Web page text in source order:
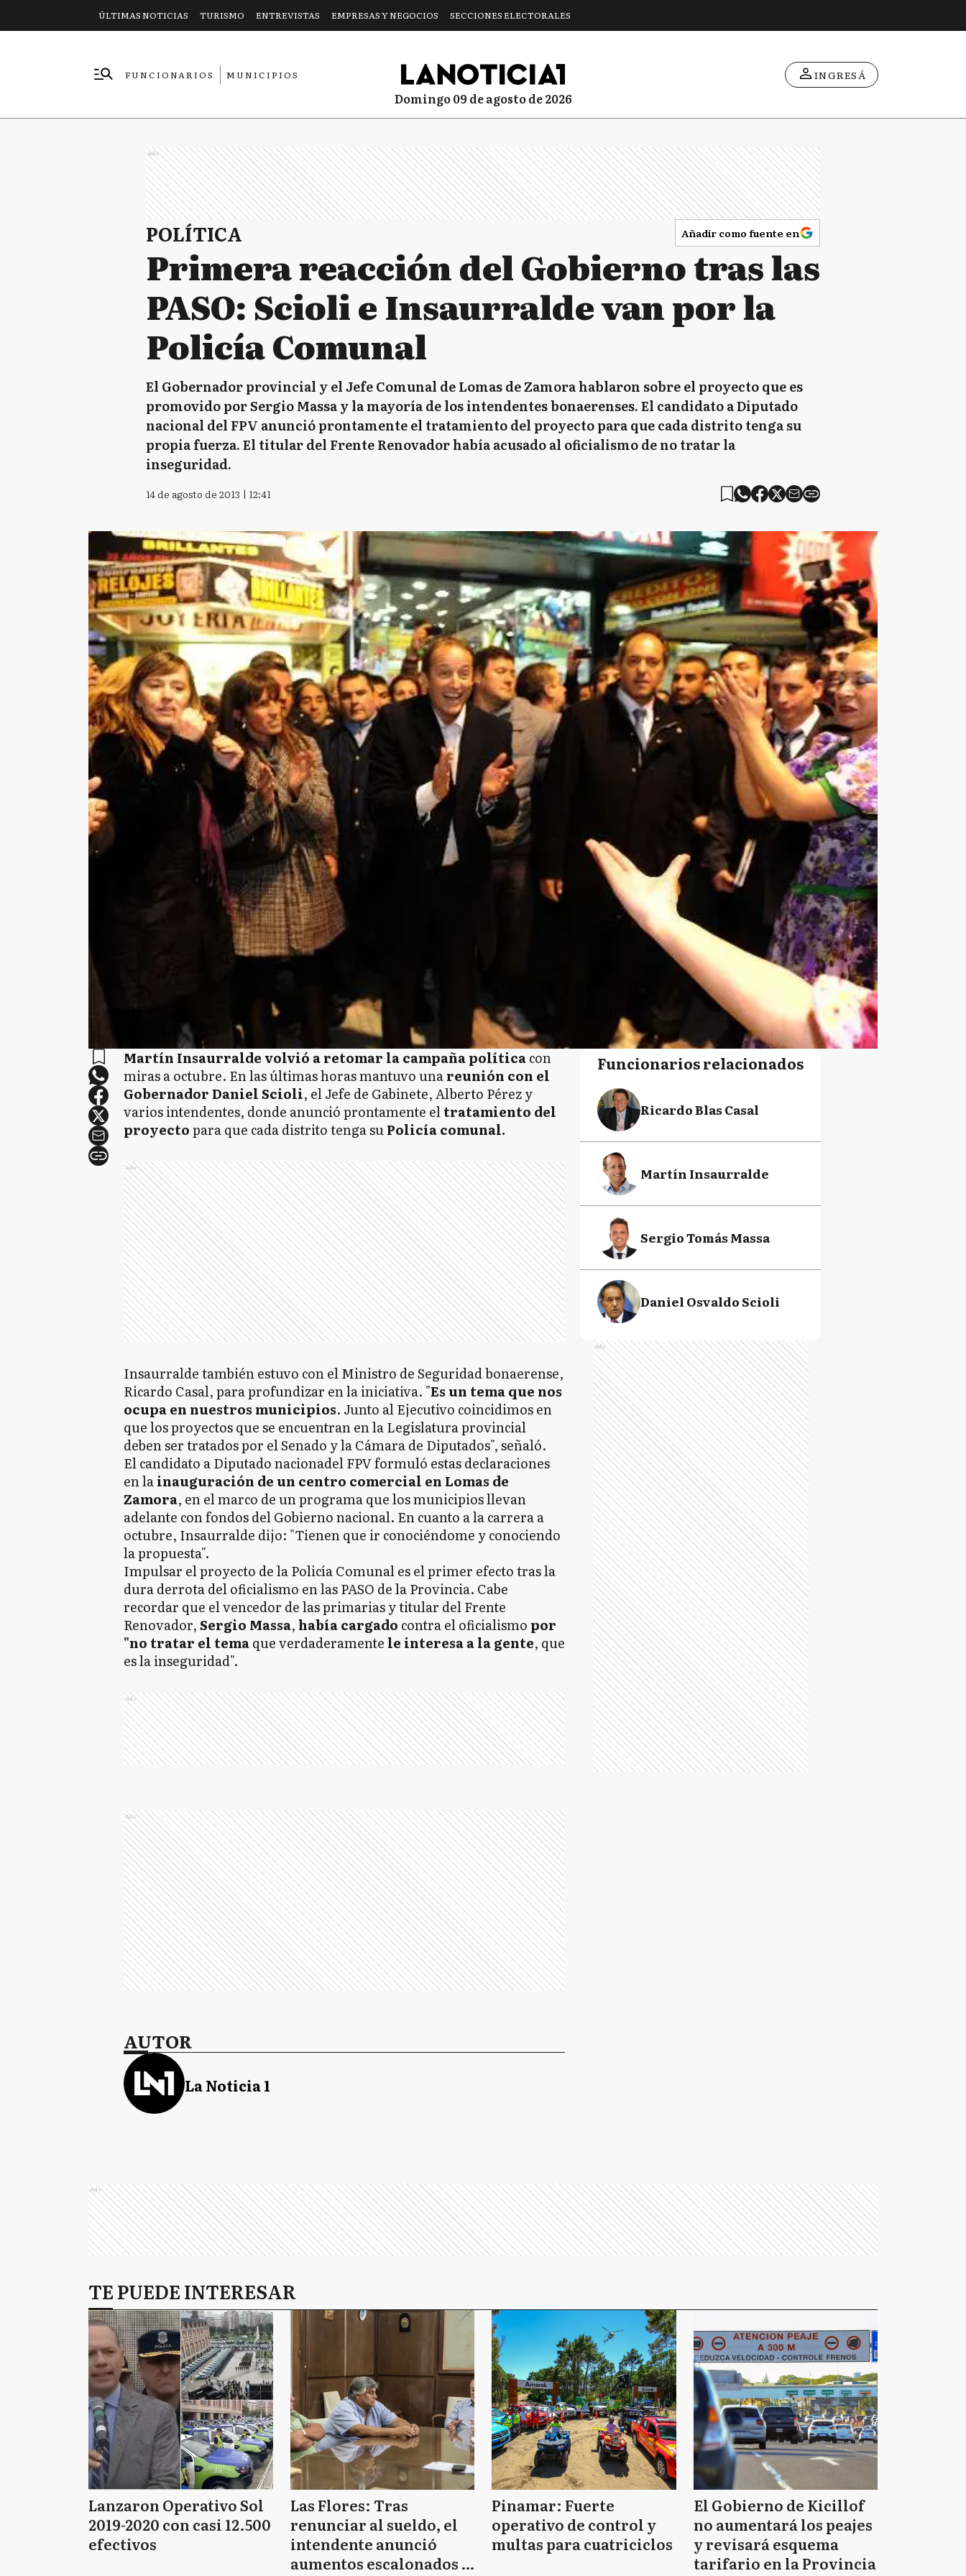
ÚLTIMAS NOTICIAS TURISMO ENTREVISTAS EMPRESAS Y NEGOCIOS SECCIONES ELECTORALES
FUNCIONARIOS
MUNICIPIOS
domingo 09 de agosto de 2026
INGRESÁ
Ads
POLÍTICA Añadir como fuente en
Primera reacción del Gobierno tras las
PASO: Scioli e Insaurralde van por la
Policía Comunal
El Gobernador provincial y el Jefe Comunal de Lomas de Zamora hablaron sobre el proyecto que es
promovido por Sergio Massa y la mayoría de los intendentes bonaerenses. El candidato a Diputado
nacional del FPV anunció prontamente el tratamiento del proyecto para que cada distrito tenga su
propia fuerza. El titular del Frente Renovador había acusado al oficialismo de no tratar la
inseguridad.
14 de agosto de 2013 | 12:41
Martín Insaurralde volvió a retomar la campaña políticacon
miras a octubre. En las últimas horas mantuvo unareunión con el
Gobernador Daniel Scioli, el Jefe de Gabinete, Alberto Pérez y
varios intendentes, donde anunció prontamente eltratamiento del
proyectopara que cada distrito tenga suPolicía comunal.
Ads
Insaurralde también estuvo con el Ministro de Seguridad bonaerense,
Ricardo Casal, para profundizar en la iniciativa. "Es un tema que nos
ocupa en nuestros municipios. Junto al Ejecutivo coincidimos en
que los proyectos que se encuentran en la Legislatura provincial
deben ser tratados por el Senado y la Cámara de Diputados", señaló.
El candidato a Diputado nacionadel FPV formuló estas declaraciones
en lainauguración de un centro comercial en Lomas de
Zamora, en el marco de un programa que los municipios llevan
adelante con fondos del Gobierno nacional. En cuanto a la carrera a
octubre, Insaurralde dijo: "Tienen que ir conociéndome y conociendo
la propuesta".
Impulsar el proyecto de la Policía Comunal es el primer efecto tras la
dura derrota del oficialismo en las PASO de la Provincia. Cabe
recordar que el vencedor de las primarias y titular del Frente
Renovador,Sergio Massa, había cargado contra el oficialismo por
"no tratar el temaque verdaderamente le interesa a la gente, que
es la inseguridad".
Ads
Ads
AUTOR
La Noticia 1
Funcionarios relacionados
Ricardo Blas Casal
Martín Insaurralde
Sergio Tomás Massa
Daniel Osvaldo Scioli
Ads
Ads
TE PUEDE INTERESAR
Lanzaron Operativo Sol
2019-2020 con casi 12.500
efectivos
Las Flores: Tras
renunciar al sueldo, el
intendente anunció
aumentos escalonados y
Pinamar: Fuerte
operativo de control y
multas para cuatriciclos
El Gobierno de Kicillof
no aumentará los peajes
y revisará esquema
tarifario en la Provincia